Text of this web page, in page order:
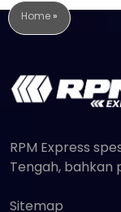
Home»
RPM Express
Tengah, bahkan
Sitemap